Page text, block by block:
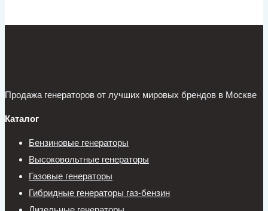
Продажа генераторов от лучших мировых брендов в Москве
Каталог
Бензиновые генераторы
Высоковольтные генераторы
Газовые генераторы
Гибридные генераторы газ-бензин